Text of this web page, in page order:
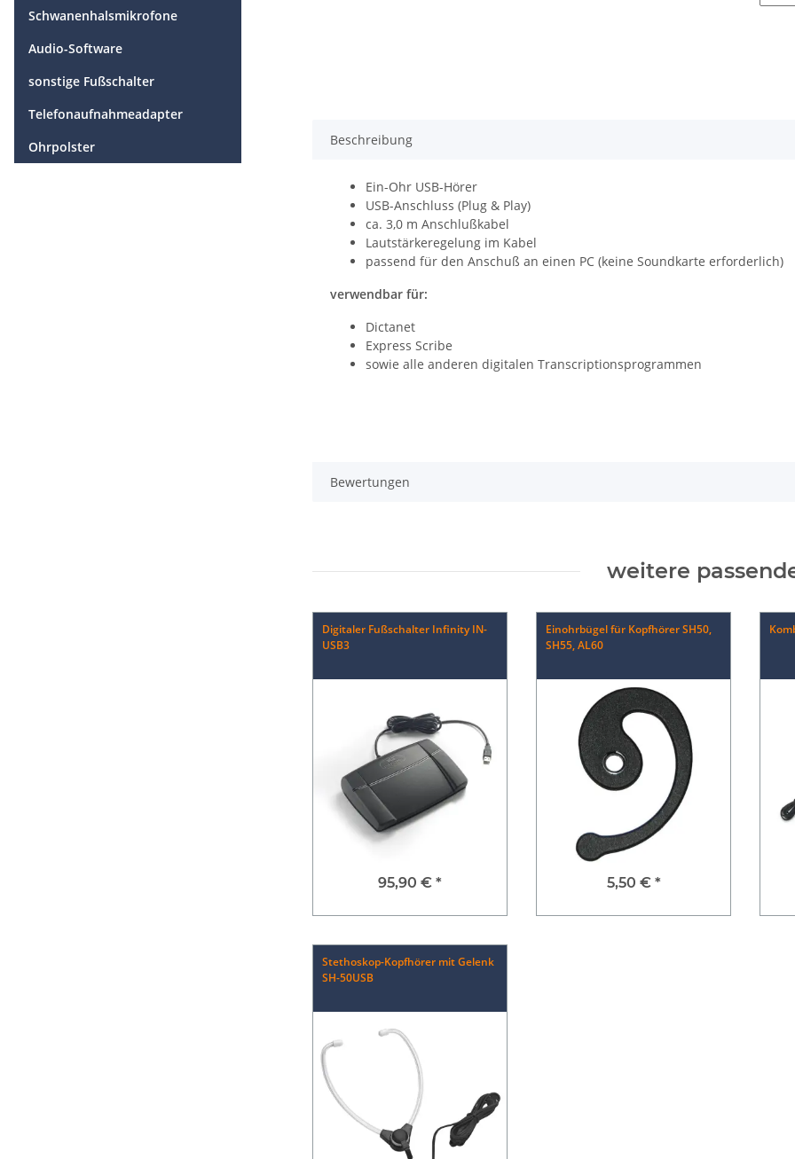
Beschreibung
Ein-Ohr USB-Hörer
USB-Anschluss (Plug & Play)
ca. 3,0 m Anschlußkabel
Lautstärkeregelung im Kabel
passend für den Anschuß an einen PC (keine Soundkarte erforderlich)
verwendbar für:
Dictanet
Express Scribe
sowie alle anderen digitalen Transcriptionsprogrammen
Bewertungen
weitere
Digitaler Fußschalter Infinity IN-
USB3
95,90 € *
Einohrbügel für Kopfhörer SH50,
SH55, AL60
5,50 € *
Stethoskop-Kopfhörer mit Gelenk
SH-50USB
Schwanenhalsmikrofone
Audio-Software
sonstige Fußschalter
Telefonaufnahmeadapter
Ohrpolster